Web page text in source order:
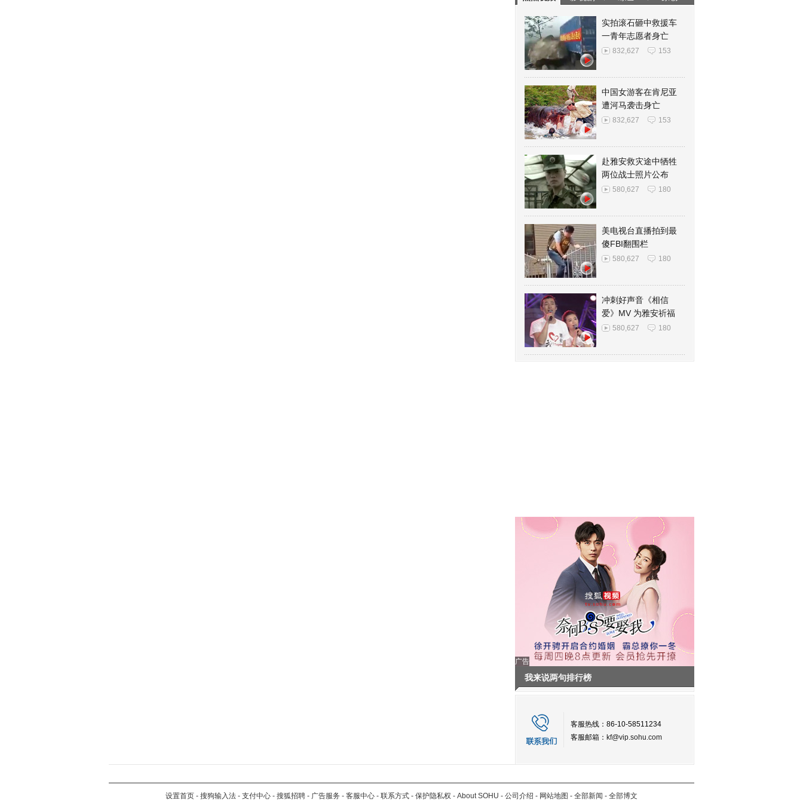
实拍滚石砸中救援车
一青年志愿者身亡
832,627 153
中国女游客在肯尼亚
遭河马袭击身亡
832,627 153
赴雅安救灾途中牺牲
两位战士照片公布
580,627 180
美电视台直播拍到最
傻FBI翻围栏
580,627 180
冲刺好声音《相信
爱》MV 为雅安祈福
580,627 180
广告
我来说两句排行榜
客服热线：86-10-58511234
客服邮箱： kf@vip.sohu.com
设置首页 - 搜狗输入法 - 支付中心 - 搜狐招聘 - 广告服务 - 客服中心 - 联系方式 - 保护隐私权 - About SOHU - 公司介绍 - 网站地图 - 全部新闻 - 全部博文